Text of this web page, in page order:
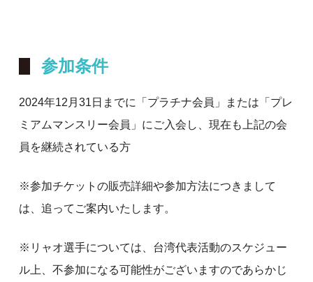
参加条件
2024年12月31日までに「プラチナ会員」または「プレ
ミアムマンスリー会員」にご入会し、現在も上記の会
員を継続されている方
※参加チケットの販売詳細や参加方法につきまして
は、追ってご案内いたします。
※リャオ選手については、台湾代表活動のスケジュー
ル上、不参加になる可能性がございますのであらかじ